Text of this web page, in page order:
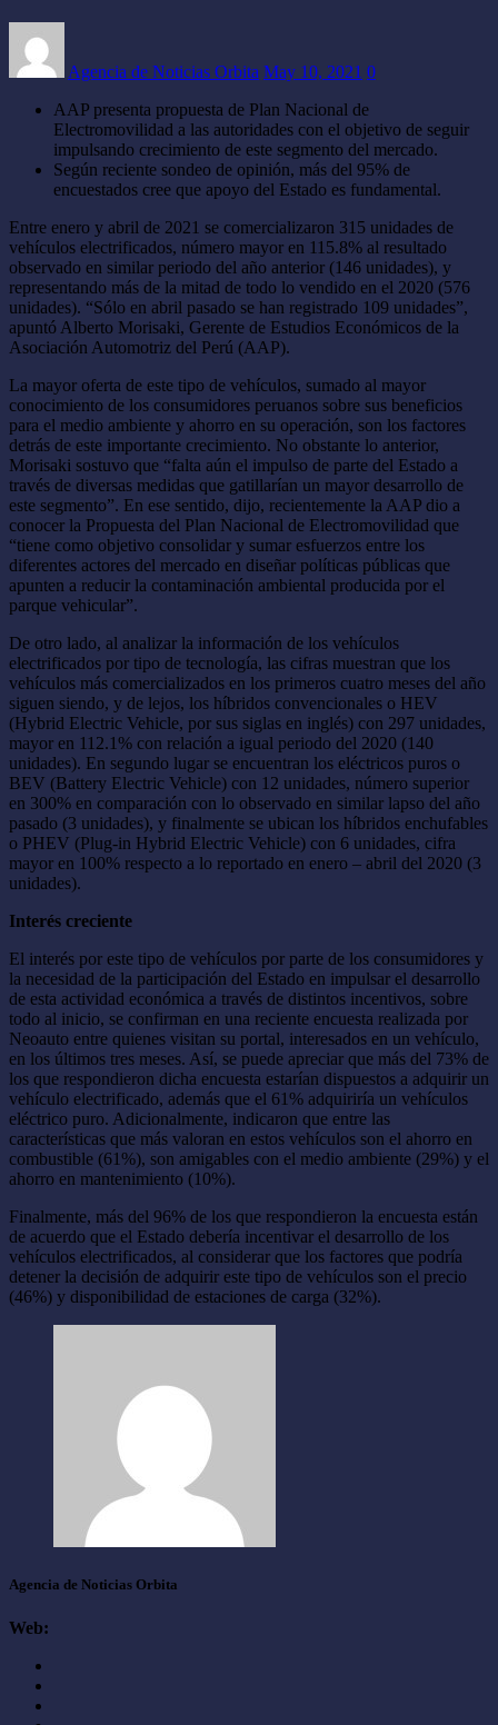
Agencia de Noticias Orbita May 10, 2021 0
AAP presenta propuesta de Plan Nacional de
Electromovilidad a las autoridades con el objetivo de seguir
impulsando crecimiento de este segmento del mercado.
Según reciente sondeo de opinión, más del 95% de
encuestados cree que apoyo del Estado es fundamental.
Entre enero y abril de 2021 se comercializaron 315 unidades de
vehículos electrificados, número mayor en 115.8% al resultado
observado en similar periodo del año anterior (146 unidades), y
representando más de la mitad de todo lo vendido en el 2020 (576
unidades). “Sólo en abril pasado se han registrado 109 unidades”,
apuntó Alberto Morisaki, Gerente de Estudios Económicos de la
Asociación Automotriz del Perú (AAP).
La mayor oferta de este tipo de vehículos, sumado al mayor
conocimiento de los consumidores peruanos sobre sus beneficios
para el medio ambiente y ahorro en su operación, son los factores
detrás de este importante crecimiento. No obstante lo anterior,
Morisaki sostuvo que “falta aún el impulso de parte del Estado a
través de diversas medidas que gatillarían un mayor desarrollo de
este segmento”. En ese sentido, dijo, recientemente la AAP dio a
conocer la Propuesta del Plan Nacional de Electromovilidad que
“tiene como objetivo consolidar y sumar esfuerzos entre los
diferentes actores del mercado en diseñar políticas públicas que
apunten a reducir la contaminación ambiental producida por el
parque vehicular”.
De otro lado, al analizar la información de los vehículos
electrificados por tipo de tecnología, las cifras muestran que los
vehículos más comercializados en los primeros cuatro meses del año
siguen siendo, y de lejos, los híbridos convencionales o HEV
(Hybrid Electric Vehicle, por sus siglas en inglés) con 297 unidades,
mayor en 112.1% con relación a igual periodo del 2020 (140
unidades). En segundo lugar se encuentran los eléctricos puros o
BEV (Battery Electric Vehicle) con 12 unidades, número superior
en 300% en comparación con lo observado en similar lapso del año
pasado (3 unidades), y finalmente se ubican los híbridos enchufables
o PHEV (Plug-in Hybrid Electric Vehicle) con 6 unidades, cifra
mayor en 100% respecto a lo reportado en enero – abril del 2020 (3
unidades).
Interés creciente
El interés por este tipo de vehículos por parte de los consumidores y
la necesidad de la participación del Estado en impulsar el desarrollo
de esta actividad económica a través de distintos incentivos, sobre
todo al inicio, se confirman en una reciente encuesta realizada por
Neoauto entre quienes visitan su portal, interesados en un vehículo,
en los últimos tres meses. Así, se puede apreciar que más del 73% de
los que respondieron dicha encuesta estarían dispuestos a adquirir un
vehículo electrificado, además que el 61% adquiriría un vehículos
eléctrico puro. Adicionalmente, indicaron que entre las
características que más valoran en estos vehículos son el ahorro en
combustible (61%), son amigables con el medio ambiente (29%) y el
ahorro en mantenimiento (10%).
Finalmente, más del 96% de los que respondieron la encuesta están
de acuerdo que el Estado debería incentivar el desarrollo de los
vehículos electrificados, al considerar que los factores que podría
detener la decisión de adquirir este tipo de vehículos son el precio
(46%) y disponibilidad de estaciones de carga (32%).
Agencia de Noticias Orbita
Web: